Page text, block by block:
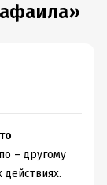
– другому